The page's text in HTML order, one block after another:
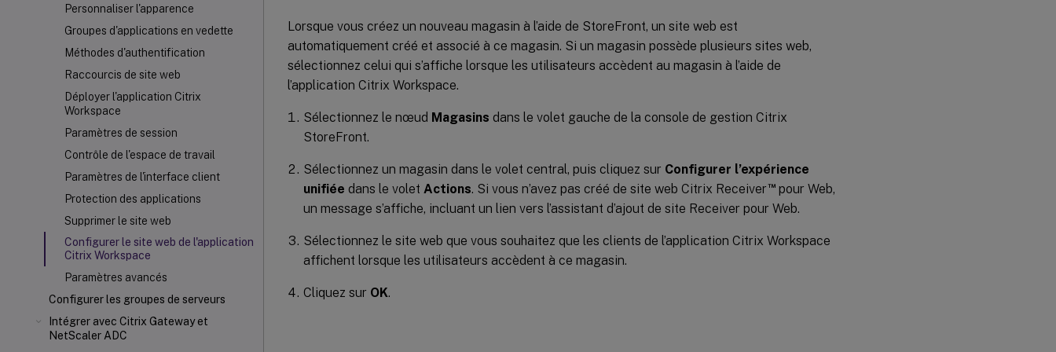
Personnaliser l'apparence
Groupes d'applications en vedette
Méthodes d'authentification
Raccourcis de site web
Déployer l'application Citrix
Workspace
Paramètres de session
Contrôle de l'espace de travail
Paramètres de l'interface client
Protection des applications
Supprimer le site web
Configurer le site web de l'application
Citrix Workspace
Paramètres avancés
Configurer les groupes de serveurs
Intégrer avec Citrix Gateway et
NetScaler ADC
Lorsque vous créez un nouveau magasin à l’aide de StoreFront, un site web est
automatiquement créé et associé à ce magasin. Si un magasin possède plusieurs sites web,
sélectionnez celui qui s’affiche lorsque les utilisateurs accèdent au magasin à l’aide de
l’application Citrix Workspace.
Sélectionnez le nœud Magasins dans le volet gauche de la console de gestion Citrix
StoreFront.
Sélectionnez un magasin dans le volet central, puis cliquez sur Configurer l’expérience
unifiée dans le volet Actions. Si vous n’avez pas créé de site web Citrix Receiver™pour Web,
un message s’affiche, incluant un lien vers l’assistant d’ajout de site Receiver pour Web.
Sélectionnez le site web que vous souhaitez que les clients de l’application Citrix Workspace
affichent lorsque les utilisateurs accèdent à ce magasin.
Cliquez sur OK.